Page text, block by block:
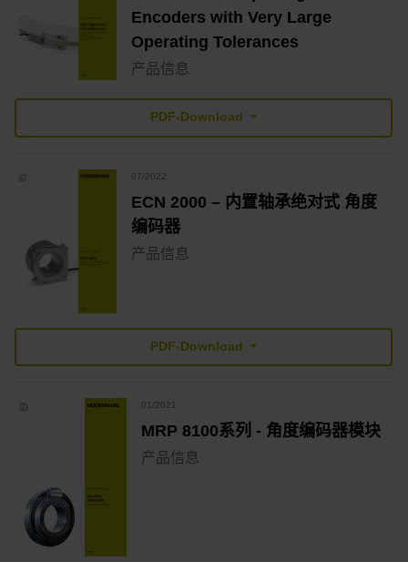
Encoders with Very Large
Operating Tolerances
产品信息
PDF-Download
07/2022
ECN 2000 – 内置轴承绝对式 角度
编码器
产品信息
PDF-Download
01/2021
MRP 8100系列 - 角度编码器模块
产品信息